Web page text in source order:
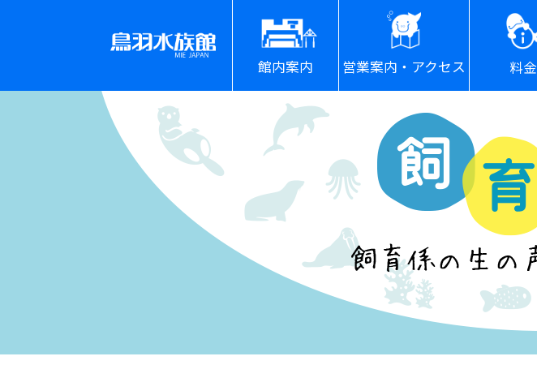
館内案内 営業案内・アクセス 料金